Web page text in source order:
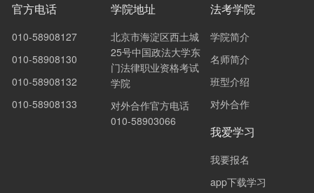
官方电话
010-58908127
010-58908130
010-58908132
010-58908133
学院地址
北京市海淀区西土城
25号中国政法大学东
门法律职业资格考试
学院
对外合作官方电话
010-58903066
法考学院
学院简介
名师简介
班型介绍
对外合作
我爱学习
我要报名
app下载学习